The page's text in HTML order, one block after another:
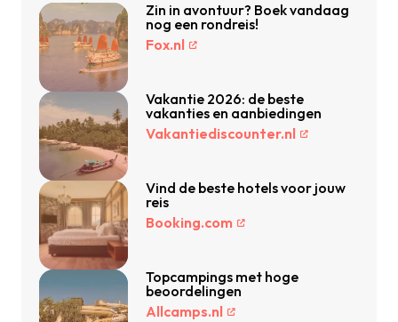
Zin in avontuur? Boek vandaag
nog een rondreis!
Fox.nl
Vakantie 2026: de beste
vakanties en aanbiedingen
Vakantiediscounter.nl
Vind de beste hotels voor jouw
reis
Booking.com
Topcampings met hoge
beoordelingen
Allcamps.nl